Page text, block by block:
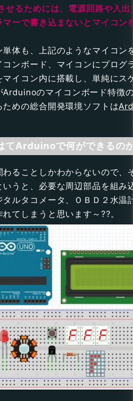
せるためには、電源回路や入
ーで書き込まないとマイコン
体も、上記のようなマイコン
ンボード、マイコンにプログ
イコン内に搭載し、単純にス
Arduinoのマイコンボード特徴
めの総合開発環境ソフトは
てArduinoで何ができるの
ることしかわからないので、
うと、必要な周辺部品を組み
タルタコメータ、ＯＢＤ２水温
てしまうと思います～??。